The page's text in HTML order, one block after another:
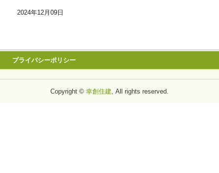
2024年12月09日
プライバシーポリシー
Copyright © 幸創住建 , All rights reserved.